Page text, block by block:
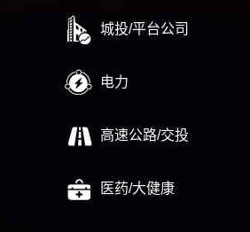
城投/平台公司
电力
高速公路/交投
医药/大健康